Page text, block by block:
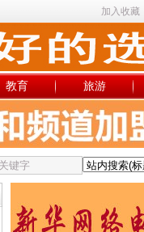
加入收藏
教育 旅游